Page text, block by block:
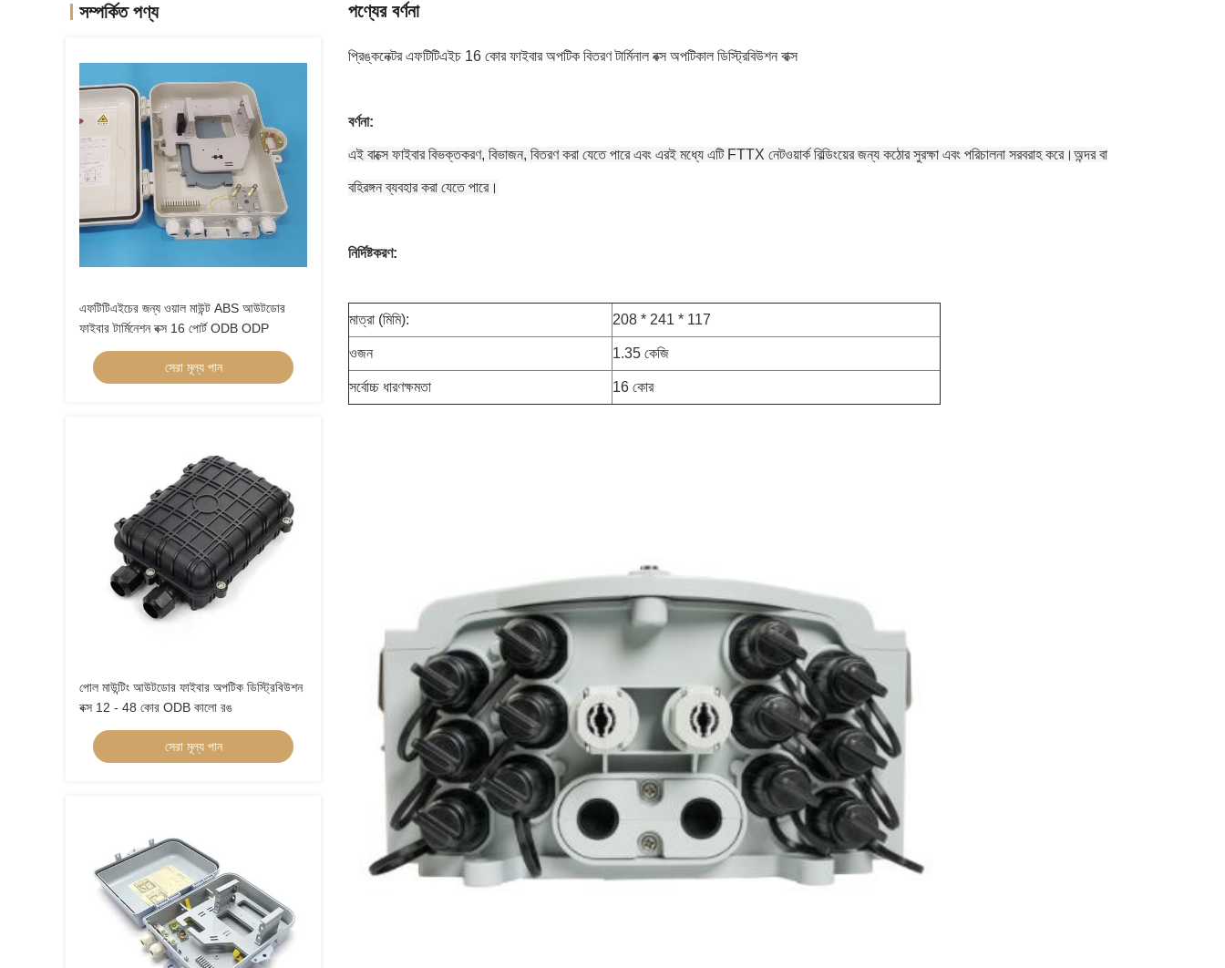
সম্পর্কিত পণ্য
এফটিটিএইচের জন্য ওয়াল মাউন্ট ABS আউটডোর
ফাইবার টার্মিনেশন বক্স 16 পোর্ট ODB ODP
সেরা মূল্য পান
পোল মাউন্টিং আউটডোর ফাইবার অপটিক ডিস্ট্রিবিউশন
বক্স 12 - 48 কোর ODB কালো রঙ
সেরা মূল্য পান
পণ্যের বর্ণনা
প্রিঙ্কনেক্টর এফটিটিএইচ 16 কোর ফাইবার অপটিক বিতরণ টার্মিনাল বক্স অপটিকাল ডিস্ট্রিবিউশন বাক্স
বর্ণনা:
এই বাক্সে ফাইবার বিভক্তকরণ, বিভাজন, বিতরণ করা যেতে পারে এবং এরই মধ্যে এটি FTTX নেটওয়ার্ক বিল্ডিংয়ের জন্য কঠোর সুরক্ষা এবং পরিচালনা সরবরাহ করে।অন্দর বা
বহিরঙ্গন ব্যবহার করা যেতে পারে।
নির্দিষ্টকরণ:
মাত্রা (মিমি): 208 * 241 * 117
ওজন 1.35 কেজি
সর্বোচ্চ ধারণক্ষমতা 16 কোর